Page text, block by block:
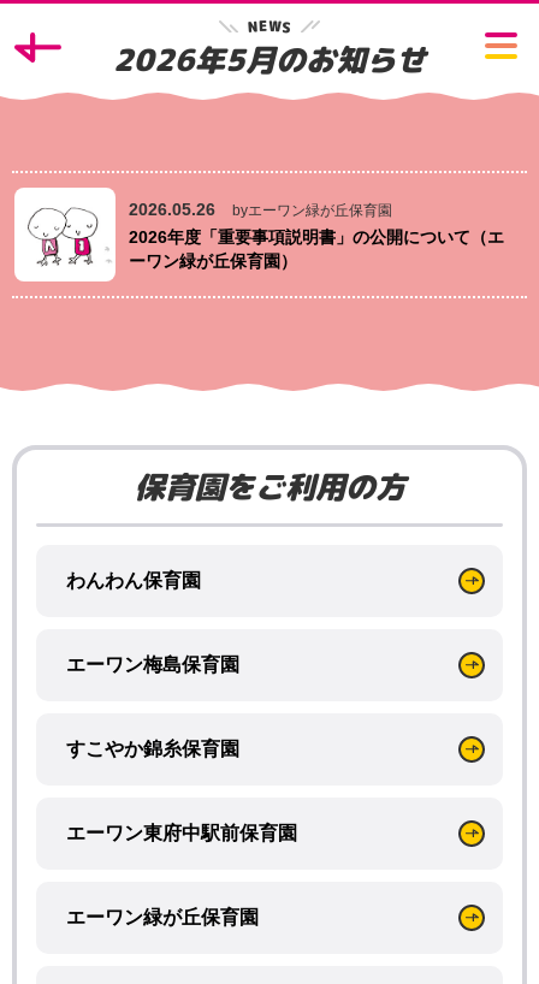
NEWS
2026年5月のお知らせ
2026.05.26 byエーワン緑が丘保育園
2026年度「重要事項説明書」の公開について（エ
ーワン緑が丘保育園）
保育園をご利用の方
わんわん保育園
エーワン梅島保育園
すこやか錦糸保育園
エーワン東府中駅前保育園
エーワン緑が丘保育園